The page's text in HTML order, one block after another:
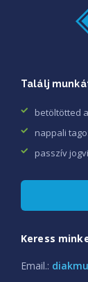
Találj
betöltötted
nappali
passzív
Keress
Email.: